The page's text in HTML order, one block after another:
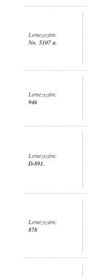
Lemezszám:
No. 5107 a.
Lemezszám:
946
Lemezszám:
D-891.
Lemezszám:
878